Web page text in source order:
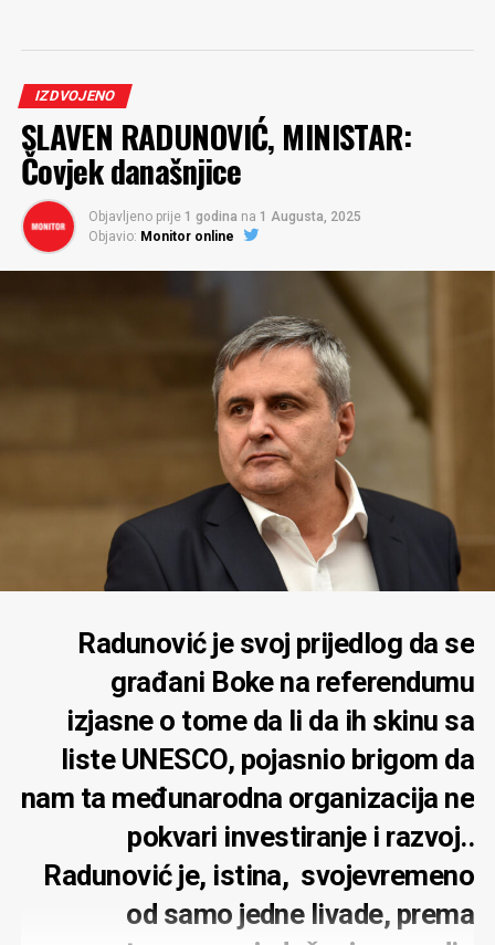
IZDVOJENO
SLAVEN RADUNOVIĆ, MINISTAR:
Čovjek današnjice
Objavljeno prije 1 godina na 1 Augusta, 2025
Objavio: Monitor online
Radunović je svoj prijedlog da se
građani Boke na referendumu
izjasne o tome da li da ih skinu sa
liste UNESCO, pojasnio brigom da
nam ta međunarodna organizacija ne
pokvari investiranje i razvoj..
Radunović je, istina, svojevremeno
od samo jedne livade, prema